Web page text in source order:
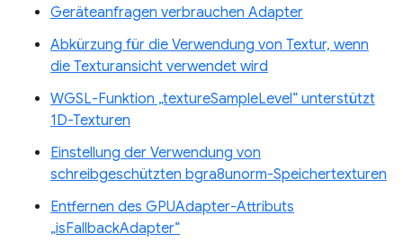
Geräteanfragen verbrauchen Adapter
Abkürzung für die Verwendung von Textur, wenn
die Texturansicht verwendet wird
WGSL-Funktion „textureSampleLevel“ unterstützt
1D-Texturen
Einstellung der Verwendung von
schreibgeschützten bgra8unorm-Speichertexturen
Entfernen des GPUAdapter-Attributs
„isFallbackAdapter“